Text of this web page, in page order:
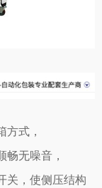
方式，
畅无噪音，
关，使侧压结构